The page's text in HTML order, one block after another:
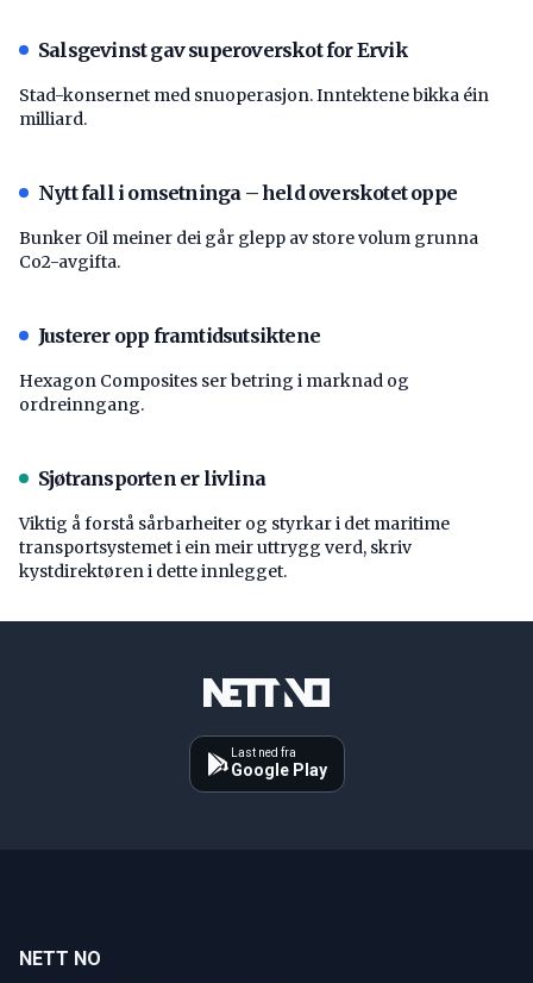
Salsgevinst gav superoverskot for Ervik
Stad-konsernet med snuoperasjon. Inntektene bikka éin
milliard.
Nytt fall i omsetninga – held overskotet oppe
Bunker Oil meiner dei går glepp av store volum grunna
Co2-avgifta.
Justerer opp framtidsutsiktene
Hexagon Composites ser betring i marknad og
ordreinngang.
Sjøtransporten er livlina
Viktig å forstå ­sårbarheiter og styrkar i det maritime
transport­systemet i ein meir uttrygg verd, skriv
kystdirektøren i dette innlegget.
Last ned fra
Google Play
NETT NO